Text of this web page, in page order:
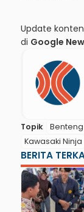
Update
di Google
Topik
Kawasaki Ninja
BERITA